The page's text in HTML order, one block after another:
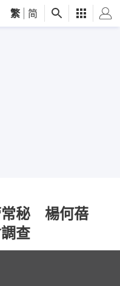
繁 简
常秘 楊何蓓
查